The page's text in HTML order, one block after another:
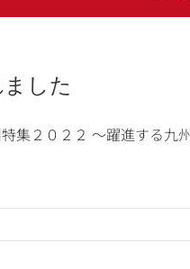
した
集２０２２ ～躍進する